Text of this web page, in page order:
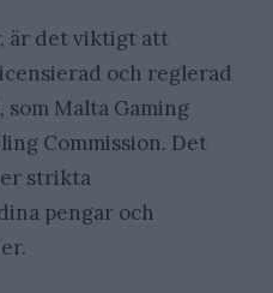
är det viktigt att
och reglerad
Malta Gaming
Commission. Det
strikta
pengar och